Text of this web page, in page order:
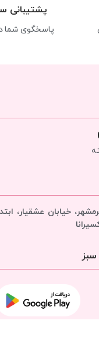
پشتیبانی
پاسخگوی شما در 7 روز
خیابان عشقیار،
سبز